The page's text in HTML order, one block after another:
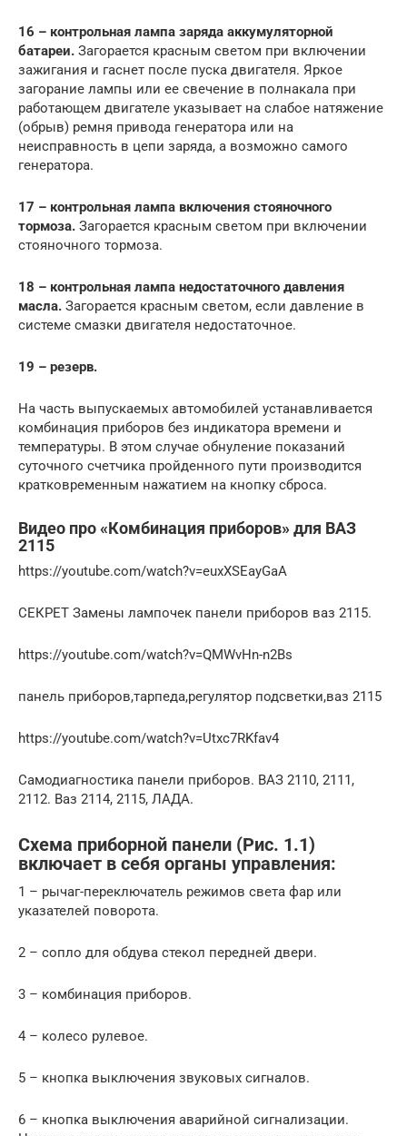
16 – контрольная лампа заряда аккумуляторной
батареи. Загорается красным светом при включении
зажигания и гаснет после пуска двигателя. Яркое
загорание лампы или ее свечение в полнакала при
работающем двигателе указывает на слабое натяжение
(обрыв) ремня привода генератора или на
неисправность в цепи заряда, а возможно самого
генератора.
17 – контрольная лампа включения стояночного
тормоза. Загорается красным светом при включении
стояночного тормоза.
18 – контрольная лампа недостаточного давления
масла. Загорается красным светом, если давление в
системе смазки двигателя недостаточное.
19 – резерв.
На часть выпускаемых автомобилей устанавливается
комбинация приборов без индикатора времени и
температуры. В этом случае обнуление показаний
суточного счетчика пройденного пути производится
кратковременным нажатием на кнопку сброса.
Видео про «Комбинация приборов» для ВАЗ
2115
https://youtube.com/watch?v=euxXSEayGaA
СЕКРЕТ Замены лампочек панели приборов ваз 2115.
https://youtube.com/watch?v=QMWvHn-n2Bs
панель приборов,тарпеда,регулятор подсветки,ваз 2115
https://youtube.com/watch?v=Utxc7RKfav4
Самодиагностика панели приборов. ВАЗ 2110, 2111,
2112. Ваз 2114, 2115, ЛАДА.
Схема приборной панели (Рис. 1.1)
включает в себя органы управления:
1 – рычаг-переключатель режимов света фар или
указателей поворота.
2 – сопло для обдува стекол передней двери.
3 – комбинация приборов.
4 – колесо рулевое.
5 – кнопка выключения звуковых сигналов.
6 – кнопка выключения аварийной сигнализации.